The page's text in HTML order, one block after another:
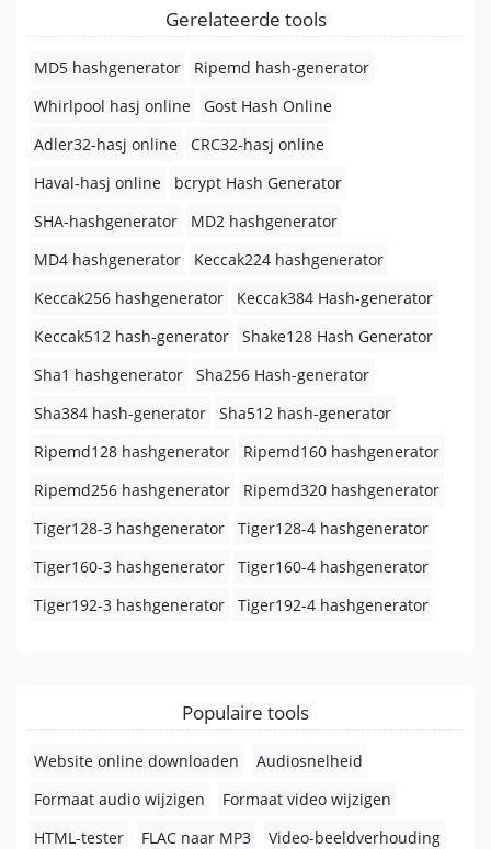
Gerelateerde tools
MD5 hashgenerator
Ripemd hash-generator
Whirlpool hasj online
Gost Hash Online
Adler32-hasj online
CRC32-hasj online
Haval-hasj online
bcrypt Hash Generator
SHA-hashgenerator
MD2 hashgenerator
MD4 hashgenerator
Keccak224 hashgenerator
Keccak256 hashgenerator
Keccak384 Hash-generator
Keccak512 hash-generator
Shake128 Hash Generator
Sha1 hashgenerator
Sha256 Hash-generator
Sha384 hash-generator
Sha512 hash-generator
Ripemd128 hashgenerator
Ripemd160 hashgenerator
Ripemd256 hashgenerator
Ripemd320 hashgenerator
Tiger128-3 hashgenerator
Tiger128-4 hashgenerator
Tiger160-3 hashgenerator
Tiger160-4 hashgenerator
Tiger192-3 hashgenerator
Tiger192-4 hashgenerator
Populaire tools
Website online downloaden
Audiosnelheid
Formaat audio wijzigen
Formaat video wijzigen
HTML-tester
FLAC naar MP3
Video-beeldverhouding